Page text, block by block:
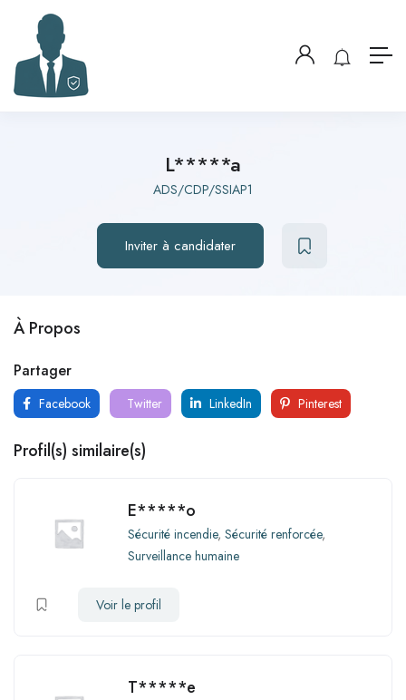
L*****a
ADS/CDP/SSIAP1
Inviter à candidater
À Propos
Partager
Facebook Twitter LinkedIn Pinterest
Profil(s) similaire(s)
E*****o
Sécurité incendie, Sécurité renforcée,
Surveillance humaine
Voir le profil
T*****e